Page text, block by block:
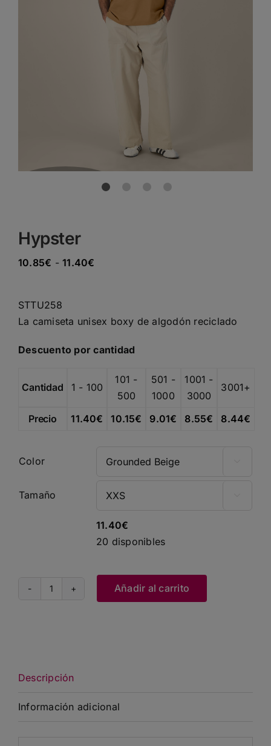
Previous
Hypster
10.85€ - 11.40€
10.85€
hasta
STTU258
La camiseta unisex boxy de algodón reciclado
Descuento por cantidad
Cantidad 1 - 100
101 -
500
501 -
1000
1001 -
3000
3001+
Precio 11.40€ 10.15€ 9.01€ 8.55€ 8.44€
Color
Tamaño
11.40€
20 disponibles
Hypster
Añadir al carrito
Descripción
Información adicional